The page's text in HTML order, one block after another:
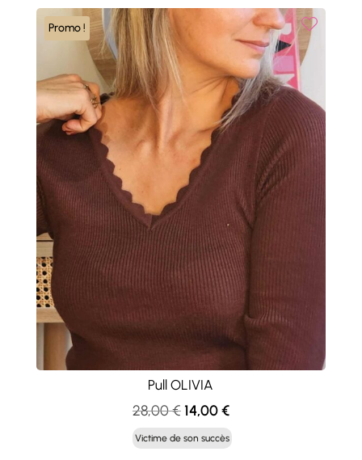
42,00 €.21,00 €.
Promo !
Pull OLIVIA
28,00€ Le
prix
initial
14,00€Le
prix
actuel
Victime de son succès